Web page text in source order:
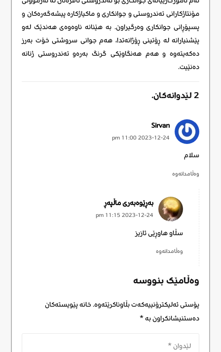
مۆنتاژکارانی تەندروستی و جوانکاری و ماکیاژکارە پیشەگەرەکان و
پسپۆڕانی جوانکاری وەرگیراون. بە هێنانە ناوەوەی هەندێک لەو
پێشنیارانە لە ڕۆتینی ڕۆژانەتدا، هەم جوانی سروشتی خۆت بەرز
دەکەیتەوە و هەم هەنگاوێکی گرنگ بەرەو تەندروستی ژنانە
دەنێیت.
2لێدوانەکان.
Sirvan
2023-12-24 11:00 pm
سلام
وەڵامدانەوە
بەڕێوەبەری ماڵپەڕ
2023-12-24 11:15 pm
سڵاو هاوڕێی ئازیز
وەڵامدانەوە
وەڵامێک بنووسە
پۆستی ئەلیکترۆنییەکەت بڵاوناکرێتەوە.خانە پێویستەکان
دەستنیشانکراون بە*